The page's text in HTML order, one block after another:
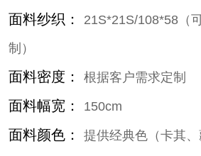
面料纱织：
21S*21S/108*58（
制）
面料密度： 根据客户需求定制
面料幅宽： 150cm
面料颜色：
提供经典色（卡其